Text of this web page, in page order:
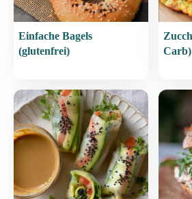
Einfache Bagels
(glutenfrei)
Carb)